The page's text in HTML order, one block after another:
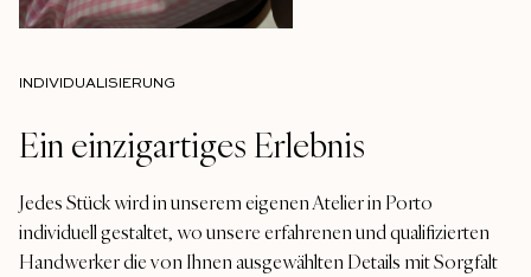
INDIVIDUALISIERUNG
Ein einzigartiges Erlebnis
Jedes Stück wird in unserem eigenen Atelier in Porto
individuell gestaltet, wo unsere erfahrenen und qualifizierten
Handwerker die von Ihnen ausgewählten Details mit Sorgfalt